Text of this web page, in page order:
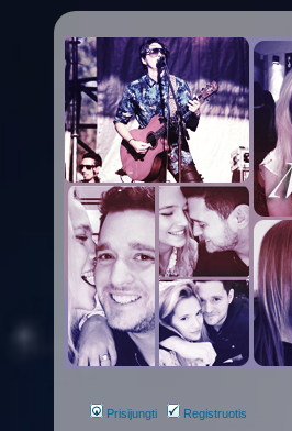
Prisijungti Registruotis